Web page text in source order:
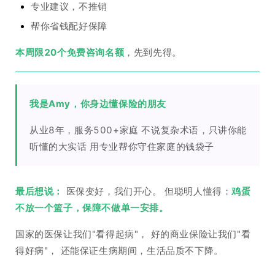
专业建议，不推销
帮你省钱配好保障
本周限20个免费咨询名额 ，先到先得。
我是Amy，你身边懂保险的朋友
从业8年，服务500+家庭 不说复杂术语，只讲你能
听懂的大实话 用专业帮你守住家庭的钱袋子
最后想说： 医保变好，我们开心。 但聪明人懂得：鸡蛋
不放一个篮子，保障不做单一安排。
国家的医保让我们"看得起病"， 好的商业保险让我们"看
得好病"， 还能保证生病期间，生活品质不下降。